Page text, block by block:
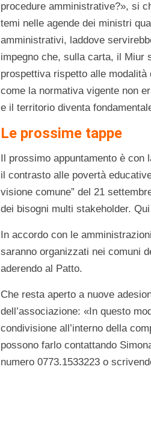
procedure amministrative?», si
temi nelle agende dei ministri
amministrativi, laddove
impegno che, sulla carta, il Miur
prospettiva rispetto alle
come la normativa vigente non
e il territorio diventa
Le prossime tappe
Il prossimo appuntamento è con
il contrasto alle povertà
visione comune” del 21
dei bisogni multi stakeholder.
In accordo con le
saranno organizzati nei comuni
aderendo al Patto.
Che resta aperto a nuove
dell’associazione: «In questo
condivisione all’interno della
possono farlo contattando
numero 0773.1533223 o